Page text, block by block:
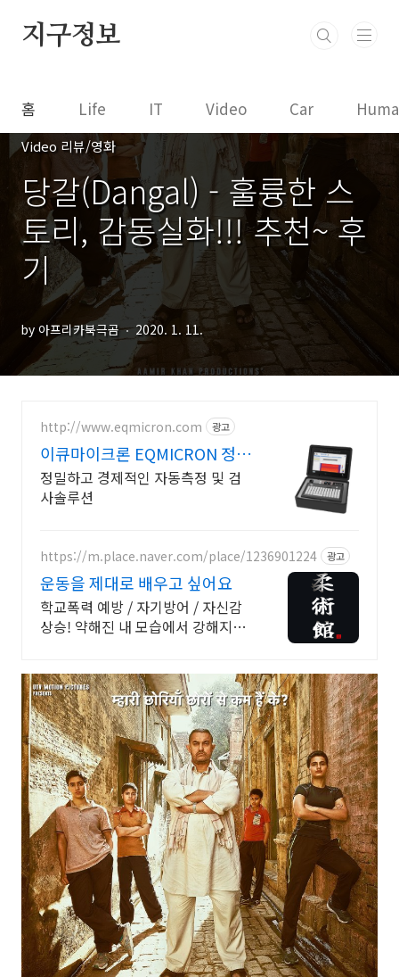
지구정보
홈 Life IT Video Car
Video 리뷰/영화
당갈(Dangal) - 훌륭한 스
토리, 감동실화!!! 추천~ 후
기
by 아프리카북극곰 2020. 1. 11.
http://www.eqmicron.com 광고
이큐마이크론 EQMICRON 정밀
측정검사시험전문
정밀하고 경제적인 자동측정 및 검
사솔루션
https://m.place.naver.com/place/1236901224 광고
운동을 제대로 배우고 싶어요
학교폭력 예방 / 자기방어 / 자신감
상승! 약해진 내 모습에서 강해지고